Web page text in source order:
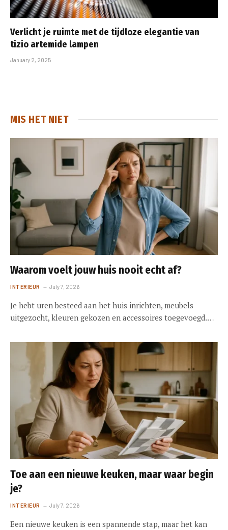
Verlicht je ruimte met de tijdloze elegantie van
tizio artemide lampen
January 2, 2025
MIS HET NIET
Waarom voelt jouw huis nooit echt af?
INTERIEUR July 7, 2026
Je hebt uren besteed aan het huis inrichten, meubels
uitgezocht, kleuren gekozen en accessoires toegevoegd.…
Toe aan een nieuwe keuken, maar waar begin
je?
INTERIEUR July 7, 2026
Een nieuwe keuken is een spannende stap, maar het kan